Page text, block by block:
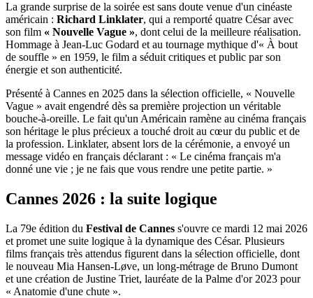
La grande surprise de la soirée est sans doute venue d'un cinéaste
américain : Richard Linklater, qui a remporté quatre César avec
son film « Nouvelle Vague », dont celui de la meilleure réalisation.
Hommage à Jean-Luc Godard et au tournage mythique d'« À bout
de souffle » en 1959, le film a séduit critiques et public par son
énergie et son authenticité.
Présenté à Cannes en 2025 dans la sélection officielle, « Nouvelle
Vague » avait engendré dès sa première projection un véritable
bouche-à-oreille. Le fait qu'un Américain ramène au cinéma français
son héritage le plus précieux a touché droit au cœur du public et de
la profession. Linklater, absent lors de la cérémonie, a envoyé un
message vidéo en français déclarant : « Le cinéma français m'a
donné une vie ; je ne fais que vous rendre une petite partie. »
Cannes 2026 : la suite logique
La 79e édition du Festival de Cannes s'ouvre ce mardi 12 mai 2026
et promet une suite logique à la dynamique des César. Plusieurs
films français très attendus figurent dans la sélection officielle, dont
le nouveau Mia Hansen-Løve, un long-métrage de Bruno Dumont
et une création de Justine Triet, lauréate de la Palme d'or 2023 pour
« Anatomie d'une chute ».